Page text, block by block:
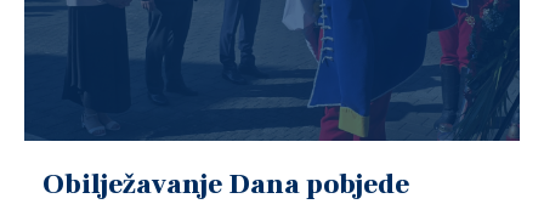
Obilježavanje Dana pobjede